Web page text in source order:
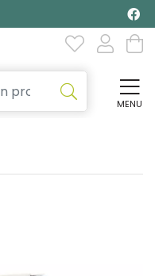
MENU